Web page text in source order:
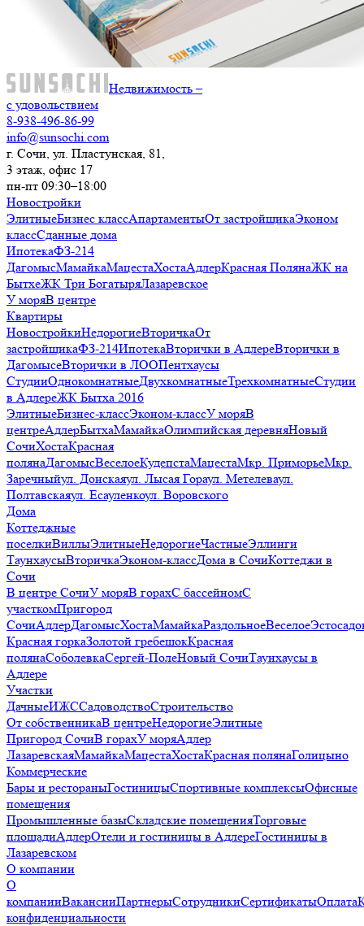
Недвижимость –
с удовольствием
8-938-496-86-99
info@sunsochi.com
г. Сочи, ул. Пластунская, 81,
3 этаж, офис 17
пн-пт 09:30–18:00
Новостройки
ЭлитныеБизнес классАпартаментыОт застройщикаЭконом
классСданные дома
ИпотекаФЗ-214
ДагомысМамайкаМацестаХостаАдлерКрасная ПолянаЖК на
БытхеЖК Три БогатыряЛазаревское
У моряВ центре
Квартиры
НовостройкиНедорогиеВторичкаОт
застройщикаФЗ-214ИпотекаВторички в АдлереВторички в
ДагомысеВторички в ЛООПентхаусы
СтудииОднокомнатныеДвухкомнатныеТрехкомнатныеСтудии
в АдлереЖК Бытха 2016
ЭлитныеБизнес-классЭконом-классУ моряВ
центреАдлерБытхаМамайкаОлимпийская деревняНовый
СочиХостаКрасная
полянаДагомысВеселоеКудепстаМацестаМкр. ПриморьеМкр.
Заречныйул. Донскаяул. Лысая Гораул. Метелеваул.
Полтавскаяул. Есауленкоул. Воровского
Дома
Коттеджные
поселкиВиллыЭлитныеНедорогиеЧастныеЭллинги
ТаунхаусыВторичкаЭконом-классДома в СочиКоттеджи в
Сочи
В центре СочиУ моряВ горахС бассейномС
участкомПригород
СочиАдлерДагомысХостаМамайкаРаздольноеВеселое
Красная горкаЗолотой гребешокКрасная
полянаСоболевкаСергей-ПолеНовый СочиТаунхаусы в
Адлере
Участки
ДачныеИЖССадоводствоСтроительство
От собственникаВ центреНедорогиеЭлитные
Пригород СочиВ горахУ моряАдлер
ЛазаревскаяМамайкаМацестаХостаКрасная полянаГолицыно
Коммерческие
Бары и рестораныГостиницыСпортивные комплексыОфисные
помещения
Промышленные базыСкладские помещенияТорговые
площадиАдлерОтели и гостиницы в АдлереГостиницы в
Лазаревском
О компании
О
компанииВакансииПартнерыСотрудникиСертификатыОплата
конфиденциальности